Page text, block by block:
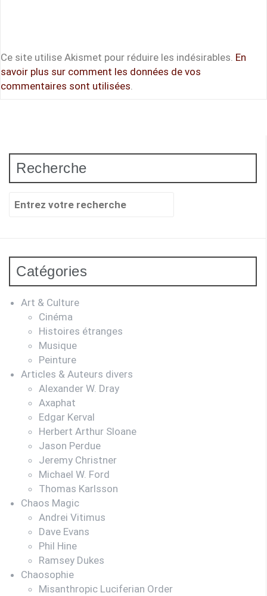
Ce site utilise Akismet pour réduire les indésirables. En
savoir plus sur comment les données de vos
commentaires sont utilisées.
Recherche
Recherche
Catégories
Art & Culture
Cinéma
Histoires étranges
Musique
Peinture
Articles & Auteurs divers
Alexander W. Dray
Axaphat
Edgar Kerval
Herbert Arthur Sloane
Jason Perdue
Jeremy Christner
Michael W. Ford
Thomas Karlsson
Chaos Magic
Andrei Vitimus
Dave Evans
Phil Hine
Ramsey Dukes
Chaosophie
Misanthropic Luciferian Order